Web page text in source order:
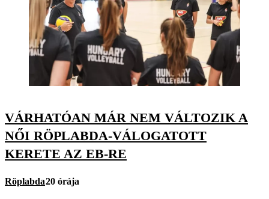
VÁRHATÓAN MÁR NEM VÁLTOZIK A
NŐI RÖPLABDA-VÁLOGATOTT
KERETE AZ EB-RE
Röplabda20 órája